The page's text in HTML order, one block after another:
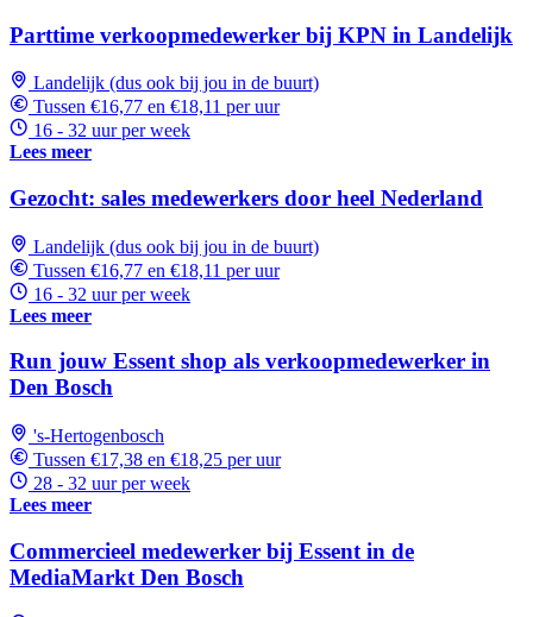
Parttime verkoopmedewerker bij KPN in Landelijk
Landelijk (dus ook bij jou in de buurt)
Tussen €16,77 en €18,11 per uur
16 - 32 uur per week
Lees meer
Gezocht: sales medewerkers door heel Nederland
Landelijk (dus ook bij jou in de buurt)
Tussen €16,77 en €18,11 per uur
16 - 32 uur per week
Lees meer
Run jouw Essent shop als verkoopmedewerker in
Den Bosch
's-Hertogenbosch
Tussen €17,38 en €18,25 per uur
28 - 32 uur per week
Lees meer
Commercieel medewerker bij Essent in de
MediaMarkt Den Bosch